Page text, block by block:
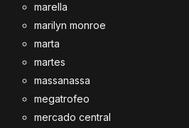
marella
marilyn monroe
marta
martes
massanassa
megatrofeo
mercado central